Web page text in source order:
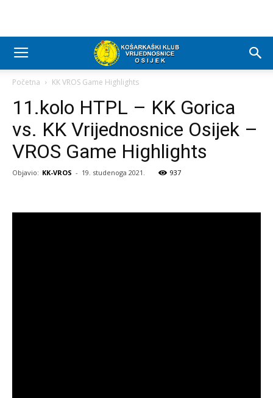
Početna KK VROS Game Highlights
11.kolo HTPL – KK Gorica
vs. KK Vrijednosnice Osijek –
VROS Game Highlights
Objavio: KK-VROS - 19. studenoga 2021. 937